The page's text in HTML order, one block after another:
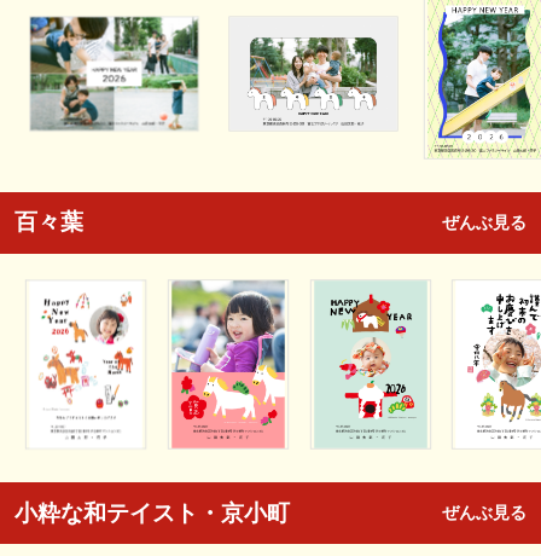
百々葉 ぜんぶ見る
小粋な和テイスト・京小町 ぜんぶ見る